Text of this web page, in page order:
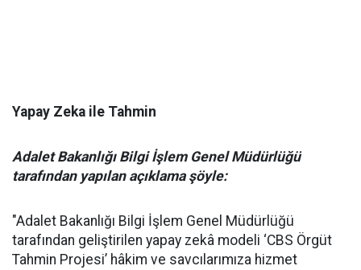
Yapay Zeka ile Tahmin
Adalet Bakanlığı Bilgi İşlem Genel Müdürlüğü
tarafından yapılan açıklama şöyle:
"Adalet Bakanlığı Bilgi İşlem Genel Müdürlüğü
tarafından geliştirilen yapay zekâ modeli ‘CBS Örgüt
Tahmin Projesi’ hâkim ve savcılarımıza hizmet